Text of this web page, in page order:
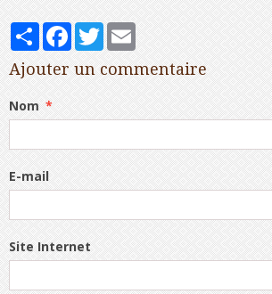
PartagerFacebook
TwitterEmail
Ajouter un commentaire
Nom
E-mail
Site Internet